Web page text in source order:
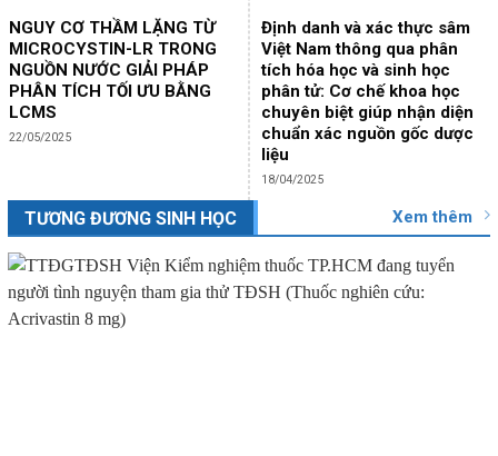
NGUY CƠ THẦM LẶNG TỪ
MICROCYSTIN-LR TRONG
NGUỒN NƯỚC GIẢI PHÁP
PHÂN TÍCH TỐI ƯU BẰNG
LCMS
22/05/2025
Định danh và xác thực sâm
Việt Nam thông qua phân
tích hóa học và sinh học
phân tử: Cơ chế khoa học
chuyên biệt giúp nhận diện
chuẩn xác nguồn gốc dược
liệu
18/04/2025
TƯƠNG ĐƯƠNG SINH HỌC Xem thêm